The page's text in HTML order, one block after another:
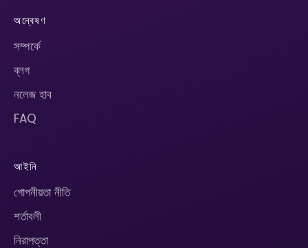
অন্বেষণ
সম্পর্কে
ব্লগ
নলেজ হাব
FAQ
আইনি
গোপনীয়তা নীতি
শর্তাবলী
নিরাপত্তা